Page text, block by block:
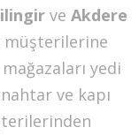
ve Akdere
müşterilerine
yedi
ve kapı